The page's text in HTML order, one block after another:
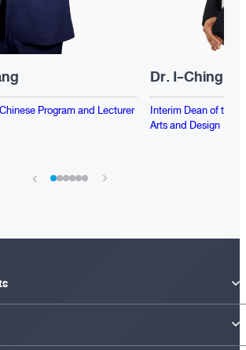
Program and Lecturer
Dr. I-Ching
Interim Dean of the
Arts and Design
‹ ›